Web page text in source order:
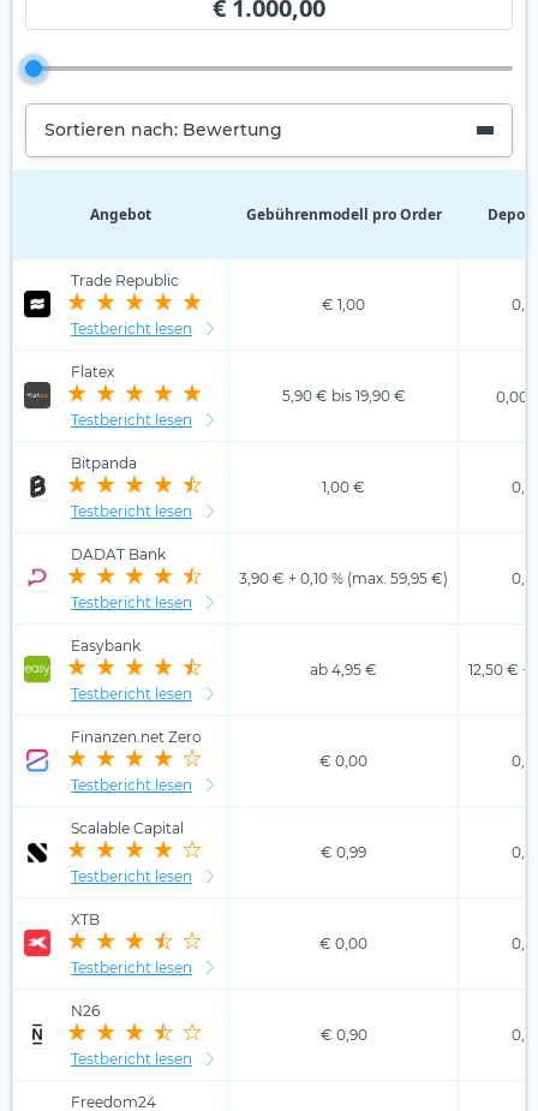
€ 1.000,00
Sortieren nach: Bewertung
Angebot Gebührenmodell pro Order
Trade Republic
Testbericht lesen
€ 1,00
Flatex
Testbericht lesen
5,90 € bis 19,90 € 0,00
Bitpanda
Testbericht lesen
1,00 €
DADAT Bank
Testbericht lesen
3,90 € + 0,10 % (max. 59,95 €)
Easybank
Testbericht lesen
ab 4,95 € 12,50 € +
Finanzen.net Zero
Testbericht lesen
€ 0,00
Scalable Capital
Testbericht lesen
€ 0,99
XTB
Testbericht lesen
€ 0,00
N26
Testbericht lesen
€ 0,90
Freedom24